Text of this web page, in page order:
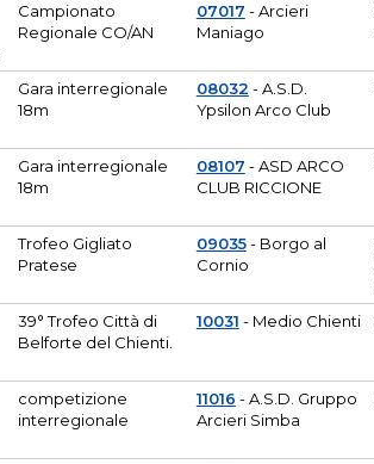
Campionato
Regionale CO/AN
07017 - Arcieri
Maniago
Gara interregionale
18m
08032 - A.S.D.
Ypsilon Arco Club
Gara interregionale
18m
08107 - ASD ARCO
CLUB RICCIONE
Trofeo Gigliato
Pratese
09035- Borgo al
Cornio
39° Trofeo Città di
Belforte del Chienti.
10031 - Medio Chienti
competizione
interregionale
11016 - A.S.D. Gruppo
Arcieri Simba